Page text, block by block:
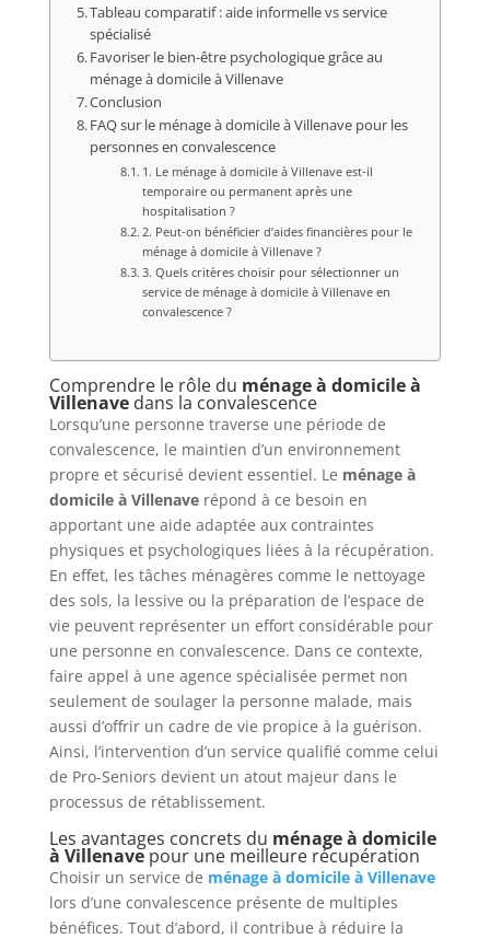
Tableau comparatif : aide informelle vs service
spécialisé
Favoriser le bien-être psychologique grâce au
ménage à domicile à Villenave
Conclusion
FAQ sur le ménage à domicile à Villenave pour les
personnes en convalescence
1. Le ménage à domicile à Villenave est-il
temporaire ou permanent après une
hospitalisation ?
2. Peut-on bénéficier d’aides financières pour le
ménage à domicile à Villenave ?
3. Quels critères choisir pour sélectionner un
service de ménage à domicile à Villenave en
convalescence ?
Comprendre le rôle du ménage à domicile à
Villenavedans la convalescence
Lorsqu’une personne traverse une période de
convalescence, le maintien d’un environnement
propre et sécurisé devient essentiel. Le ménage à
domicile à Villenaverépond à ce besoin en
apportant une aide adaptée aux contraintes
physiques et psychologiques liées à la récupération.
En effet, les tâches ménagères comme le nettoyage
des sols, la lessive ou la préparation de l’espace de
vie peuvent représenter un effort considérable pour
une personne en convalescence. Dans ce contexte,
faire appel à une agence spécialisée permet non
seulement de soulager la personne malade, mais
aussi d’offrir un cadre de vie propice à la guérison.
Ainsi, l’intervention d’un service qualifié comme celui
de Pro-Seniors devient un atout majeur dans le
processus de rétablissement.
Les avantages concrets du ménage à domicile
à Villenavepour une meilleure récupération
Choisir un service de ménage à domicile à Villenave
lors d’une convalescence présente de multiples
bénéfices. Tout d’abord, il contribue à réduire la